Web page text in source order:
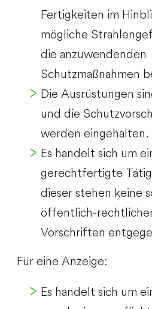
Fertigkeiten im
mögliche
die anzuwendenden
Schutzmaßnahmen
Die Ausrüstungen
und die
werden eingehalten.
Es handelt sich um
gerechtfertigte
dieser stehen keine
öffentlich-
Vorschriften
Für eine Anzeige:
Es handelt sich um